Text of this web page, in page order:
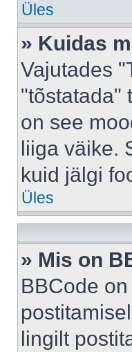
Üles
» Kuidas
Vajutades
"tõstatada"
on see
liiga väike.
kuid jälgi
Üles
» Mis on
BBCode
lingilt